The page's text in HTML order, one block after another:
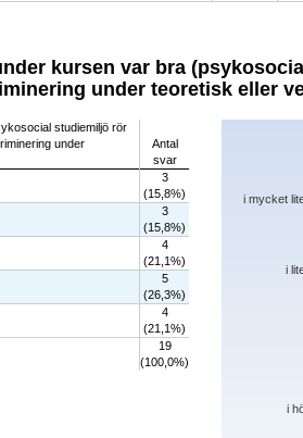
kursen var bra
under teoretisk eller
studiemiljö rör
under
Antal
svar
3
(15,8%)
3
(15,8%)
4
(21,1%)
5
(26,3%)
4
(21,1%)
19
(100,0%)
Chart
The chart has
The chart has
i
i
i mycket